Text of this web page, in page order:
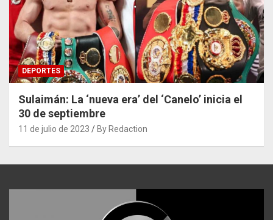
DEPORTES
Sulaimán: La ‘nueva era’ del ‘Canelo’ inicia el
30 de septiembre
11 de julio de 2023 By Redaction